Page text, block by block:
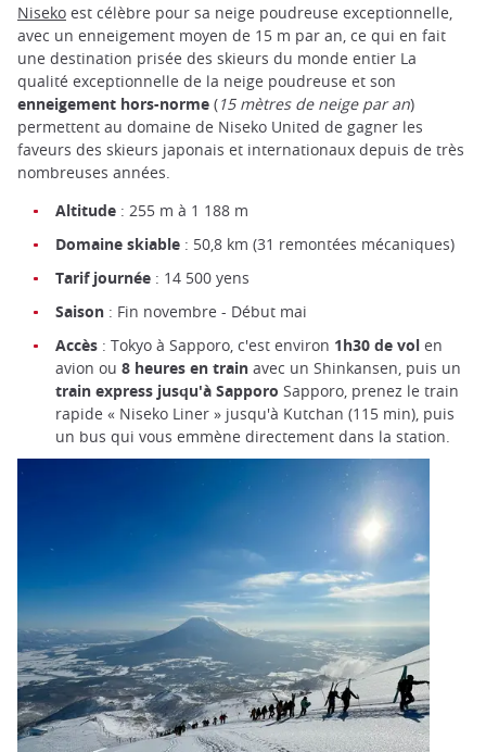
Niseko est célèbre pour sa neige poudreuse exceptionnelle,
avec un enneigement moyen de 15 m par an, ce qui en fait
une destination prisée des skieurs du monde entier La
qualité exceptionnelle de la neige poudreuse et son
enneigement hors-norme (15 mètres de neige par an)
permettent au domaine de Niseko United de gagner les
faveurs des skieurs japonais et internationaux depuis de très
nombreuses années.
Altitude : 255 m à 1 188 m
Domaine skiable : 50,8 km (31 remontées mécaniques)
Tarif journée : 14 500 yens
Saison : Fin novembre - Début mai
Accès : Tokyo à Sapporo, c'est environ 1h30 de vol en
avion ou 8 heures en train avec un Shinkansen, puis un
train express jusqu'à Sapporo Sapporo, prenez le train
rapide « Niseko Liner » jusqu'à Kutchan (115 min), puis
un bus qui vous emmène directement dans la station.